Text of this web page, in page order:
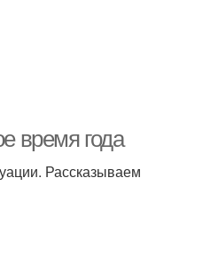
время года
Рассказываем